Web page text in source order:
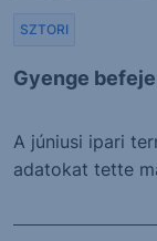
Gyenge
SZTORI
A júniusi ipari
adatokat tette